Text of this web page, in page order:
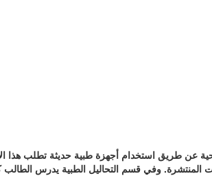
عن طريق استخدام أجهزة طبية حديثة تطلب
وفي قسم التحاليل الطبية يدرس الطالب كل